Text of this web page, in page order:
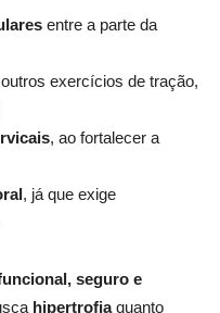
entre a parte da
exercícios de tração,
, ao fortalecer a
, já que exige
seguro e
hipertrofiaquanto